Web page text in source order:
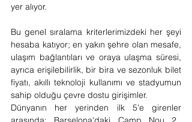
yer alıyor.
Bu genel sıralama kriterlerimizdeki her şeyi
hesaba katıyor; en yakın şehre olan mesafe,
ulaşım bağlantıları ve oraya ulaşma süresi,
ayrıca erişilebilirlik, bir bira ve sezonluk bilet
fiyatı, akıllı teknoloji kullanımı ve stadyumun
sahip olduğu çevre dostu girişimler.
Dünyanın her yerinden ilk 5'e girenler